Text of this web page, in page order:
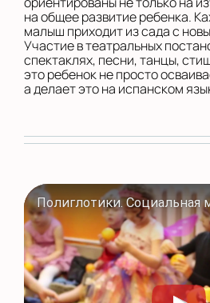
на общее развитие ребенка.
малыш приходит из сада с
Участие в театральных
спектаклях, песни, танцы,
это ребенок не просто
а делает это на испанском